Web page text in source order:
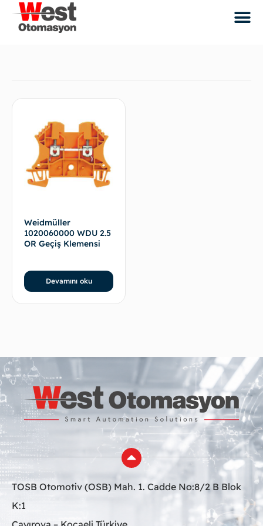
Weidmüller
1020060000 WDU 2.5
OR Geçiş Klemensi
Devamını oku
TOSB Otomotiv (OSB) Mah. 1. Cadde No:8/2 B Blok
K:1